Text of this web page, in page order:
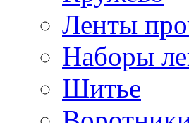
Ленты
Наборы
Шитье